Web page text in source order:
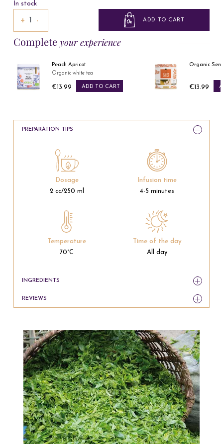
In stock
ADD TO CART
+ −
Complete your experience
Peach Apricot
Organic white tea
Price
€13.99 ADD TO CART
Organic
Price
€13.99
PREPARATION TIPS
INGREDIENTS
REVIEWS
Dosage
2 cc/250 ml
Infusion time
4-5 minutes
Temperature
70°C
Time of the day
All day